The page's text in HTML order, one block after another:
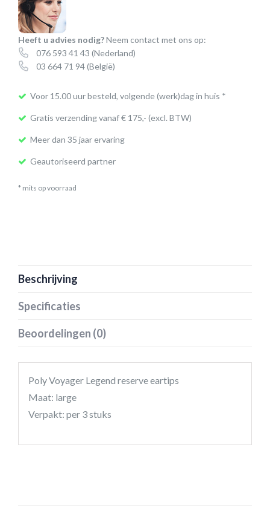
aantal
Heeft u advies nodig?Neem contact met ons op:
076 593 41 43 (Nederland)
03 664 71 94(België)
Voor 15.00 uur besteld, volgende (werk)dag in huis *
Gratis verzending vanaf € 175,- (excl. BTW)
Meer dan 35 jaar ervaring
Geautoriseerd partner
* mits op voorraad
Beschrijving
Specificaties
Beoordelingen (0)
Poly Voyager Legend reserve eartips
Maat: large
Verpakt: per 3 stuks